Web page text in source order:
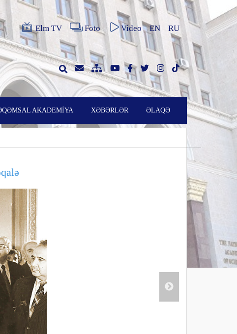
Elm TV Foto Video EN RU
AKADEMİYA XƏBƏRLƏR ƏLAQƏ